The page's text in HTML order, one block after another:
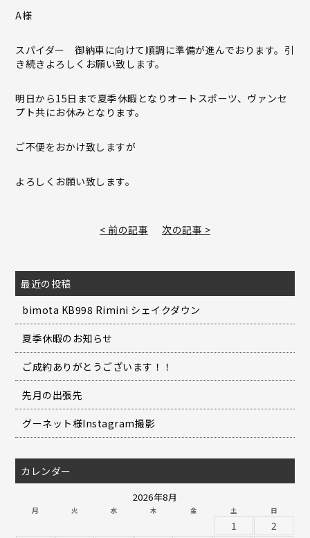
A様
スパイダー 御納車に向けて順調に準備が進んでおります。引
き続きよろしくお願い致します。
明日から15日まで夏季休暇となりオートスポーツ、ヴァンセ
プト共にお休みとなります。
ご不便をおかけ致しますが
よろしくお願い致します。
< 前の記事 次の記事 >
最近の投稿
bimota KB998 Rimini シェイクダウン
夏季休暇のお知らせ
ご成約ありがとうございます！！
先月の出張先
グーネット様Instagram撮影
カレンダー
2026年8月
月 火 水 木 金 土 日
1 2